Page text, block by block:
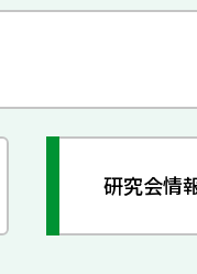
研究会情